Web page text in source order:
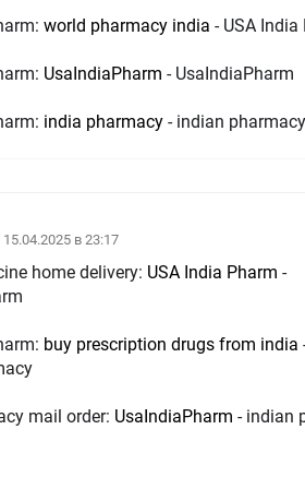
world pharmacy india - USA India
UsaIndiaPharm - UsaIndiaPharm
india pharmacy - indian
15.04.2025 в 23:17
home delivery: USA India Pharm -
buy prescription drugs from india
mail order: UsaIndiaPharm - indian